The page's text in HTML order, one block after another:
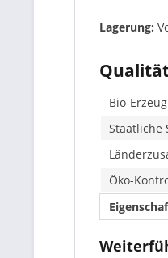
Lagerung:
Bio-
Staatliche
Öko-